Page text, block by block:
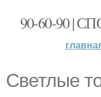
90-60-90 |
Светлые